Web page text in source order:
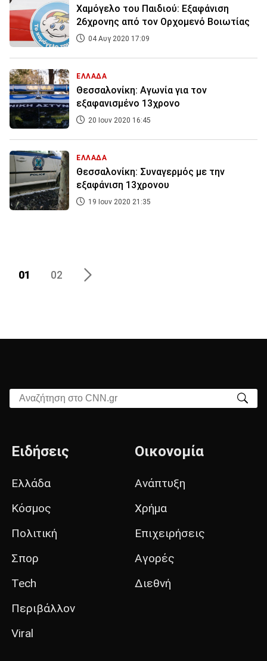
Χαμόγελο του Παιδιού: Εξαφάνιση
26χρονης από τον Ορχομενό Βοιωτίας
04 Αυγ 2020 17:09
ΕΛΛΑΔΑ
Θεσσαλονίκη: Αγωνία για τον
εξαφανισμένο 13χρονο
20 Ιουν 2020 16:45
ΕΛΛΑΔΑ
Θεσσαλονίκη: Συναγερμός με την
εξαφάνιση 13χρονου
19 Ιουν 2020 21:35
01 02
Αναζήτηση στο CNN.gr
Ειδήσεις
Ελλάδα
Κόσμος
Πολιτική
Σπορ
Tech
Περιβάλλον
Viral
Οικονομία
Ανάπτυξη
Χρήμα
Επιχειρήσεις
Αγορές
Διεθνή